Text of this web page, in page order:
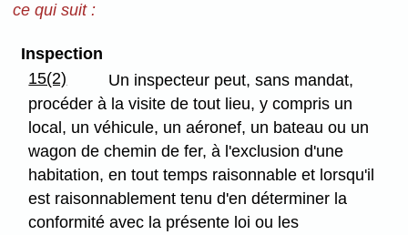
ce qui suit :
Inspection
15(2)
Un inspecteur peut, sans mandat,
procéder à la visite de tout lieu, y compris un
local, un véhicule, un aéronef, un bateau ou un
wagon de chemin de fer, à l'exclusion d'une
habitation, en tout temps raisonnable et lorsqu'il
est raisonnablement tenu d'en déterminer la
conformité avec la présente loi ou les